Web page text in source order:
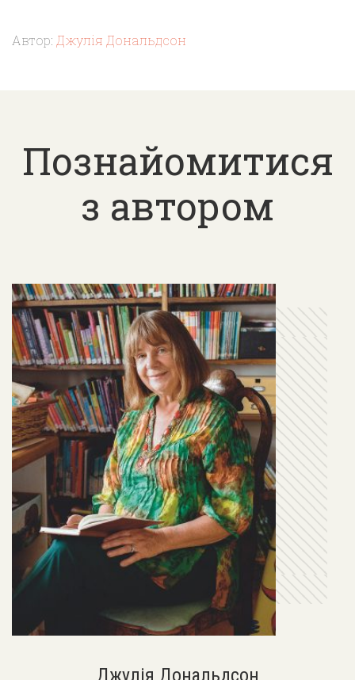
Автор: Джулія Дональдсон
Познайомитися
з автором
Джулія Дональдсон